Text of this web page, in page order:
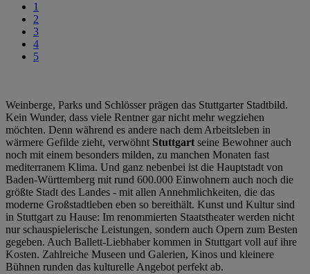
1
2
3
4
5
Weinberge, Parks und Schlösser prägen das Stuttgarter Stadtbild.
Kein Wunder, dass viele Rentner gar nicht mehr wegziehen
möchten. Denn während es andere nach dem Arbeitsleben in
wärmere Gefilde zieht, verwöhnt Stuttgart seine Bewohner auch
noch mit einem besonders milden, zu manchen Monaten fast
mediterranem Klima. Und ganz nebenbei ist die Hauptstadt von
Baden-Württemberg mit rund 600.000 Einwohnern auch noch die
größte Stadt des Landes - mit allen Annehmlichkeiten, die das
moderne Großstadtleben eben so bereithält. Kunst und Kultur sind
in Stuttgart zu Hause: Im renommierten Staatstheater werden nicht
nur schauspielerische Leistungen, sondern auch Opern zum Besten
gegeben. Auch Ballett-Liebhaber kommen in Stuttgart voll auf ihre
Kosten. Zahlreiche Museen und Galerien, Kinos und kleinere
Bühnen runden das kulturelle Angebot perfekt ab.